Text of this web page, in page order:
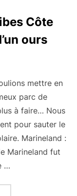
Côte
ours
mettre en
parc de
à faire… Nous
pour sauter le
Marineland :
Marineland fut
…